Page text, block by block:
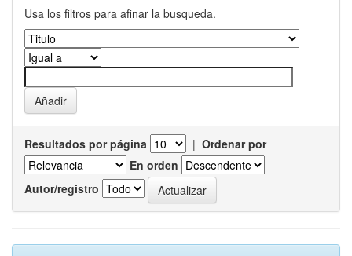
Usa los filtros para afinar la busqueda.
Resultados por página | Ordenar por
En orden
Autor/registro